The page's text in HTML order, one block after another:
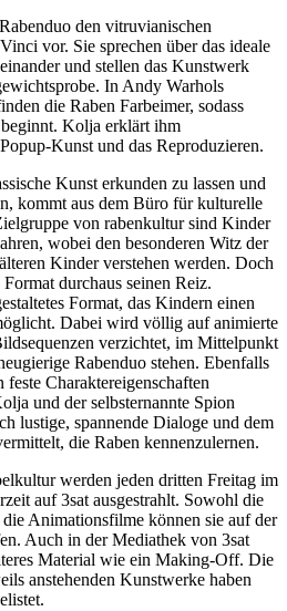
den vitruvianischen
vor. Sie sprechen über das ideale
und stellen das Kunstwerk
In Andy Warhols
die Raben Farbeimer, sodass
Kolja erklärt ihm
Kunst und das Reproduzieren.
Kunst erkunden zu lassen und
kommt aus dem Büro für kulturelle
von rabenkultur sind Kinder
wobei den besonderen Witz der
Kinder verstehen werden. Doch
durchaus seinen Reiz.
Format, das Kindern einen
Dabei wird völlig auf animierte
verzichtet, im Mittelpunkt
Rabenduo stehen. Ebenfalls
Charaktereigenschaften
und der selbsternannte Spion
lustige, spannende Dialoge und dem
die Raben kennenzulernen.
werden jeden dritten Freitag im
auf 3sat ausgestrahlt. Sowohl die
Animationsfilme können sie auf der
Auch in der Mediathek von 3sat
Material wie ein Making-Off. Die
anstehenden Kunstwerke haben